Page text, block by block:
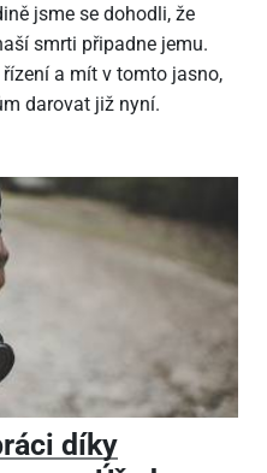
jsme se dohodli, že
smrti připadne jemu.
a mít v tomto jasno,
darovat již nyní.
díky